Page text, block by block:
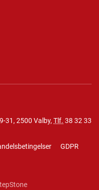
31, 2500 Valby, Tlf. 38 32 33
GDPR